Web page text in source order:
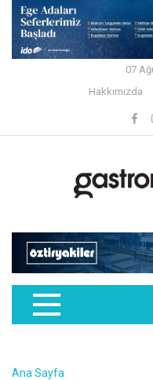
07
Hakkımızda
Ana Sayfa